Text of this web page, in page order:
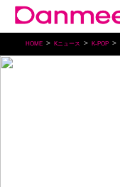
HOME Kニュース K-POP